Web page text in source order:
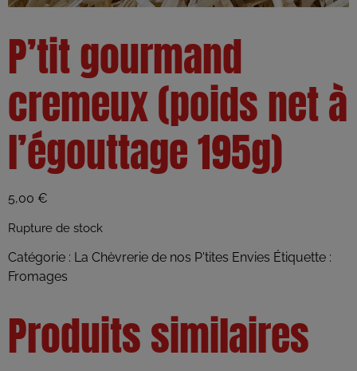
P’tit gourmand
cremeux (poids net à
l’égouttage 195g)
5,00 €
Rupture de stock
Catégorie : La Chèvrerie de nos P'tites Envies Étiquette :
Fromages
Produits similaires